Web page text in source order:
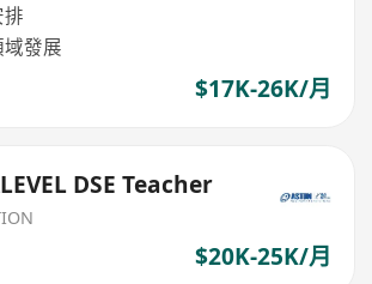
發展
$17K-26K/月
DSE Teacher
$20K-25K/月